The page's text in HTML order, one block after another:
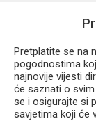
Pretplatite se na
pogodnostima
najnovije vijesti
će saznati o
se i osigurajte si
savjetima koji će